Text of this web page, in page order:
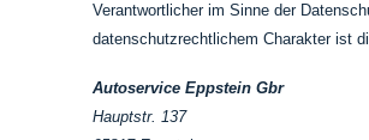
Verantwortlicher im Sinne der
datenschutzrechtlichem Charakter ist
Autoservice Eppstein Gbr
Hauptstr. 137